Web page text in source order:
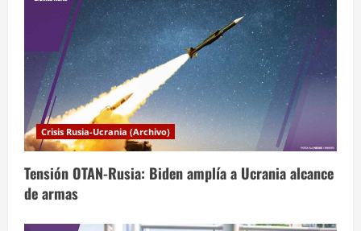
a
d
a
s
Crisis Rusia-Ucrania (Archivo)
Tensión OTAN-Rusia: Biden amplía a Ucrania alcance
de armas